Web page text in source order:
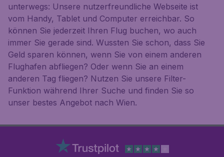
unterwegs: Unsere nutzerfreundliche Webseite ist
vom Handy, Tablet und Computer erreichbar. So
können Sie jederzeit Ihren Flug buchen, wo auch
immer Sie gerade sind. Wussten Sie schon, dass Sie
Geld sparen können, wenn Sie von einem anderen
Flughafen abfliegen? Oder wenn Sie an einem
anderen Tag fliegen? Nutzen Sie unsere Filter-
Funktion während Ihrer Suche und finden Sie so
unser bestes Angebot nach Wien.